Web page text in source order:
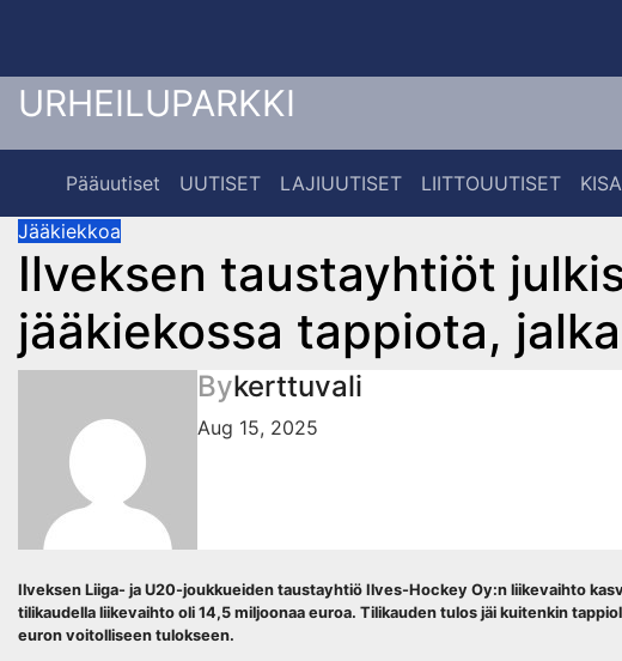
content
URHEILUPARKKI
Pääuutiset UUTISET LAJIUUTISET LIITTOUUTISET
Jääkiekkoa
Ilveksen taustayhtiöt
jääkiekossa tappiota,
Bykerttuvali
Aug 15, 2025
Ilveksen Liiga- ja U20-joukkueiden taustayhtiö Ilves-Hockey Oy:n liikevaihto
tilikaudella liikevaihto oli 14,5 miljoonaa euroa. Tilikauden tulos jäi kuitenkin
euron voitolliseen tulokseen.